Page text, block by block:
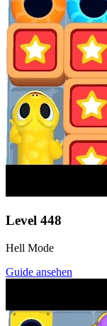
Level 448
Hell Mode
Guide ansehen